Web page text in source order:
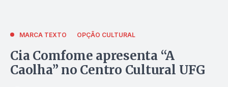
MARCA TEXTO OPÇÃO CULTURAL
Cia Comfome apresenta “A
Caolha” no Centro Cultural UFG